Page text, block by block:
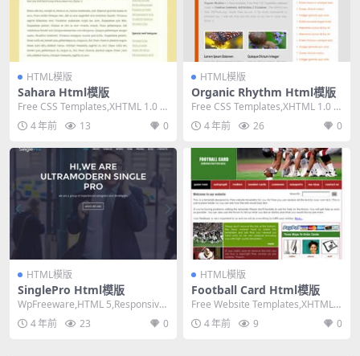
HTML模版
Sahara Html模版
Free CSS Templates,XHTML 1.0 St
rict,Fixe...
4 年前 13 0
HTML模版
Organic Rhythm Html模版
Free CSS Templates,XHTML 1.0 St
rict,Fixe...
4 年前 26 0
HTML模版
SinglePro Html模版
WpFreeware,HTML 5,Responsive,
Mixed Colu...
4 年前 23 0
HTML模版
Football Card Html模版
Free Website Templates,XHTML
1.0 Strict,...
4 年前 9 0